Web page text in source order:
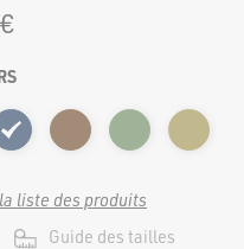
€
liste des produits
Guide des tailles
et pantacourt